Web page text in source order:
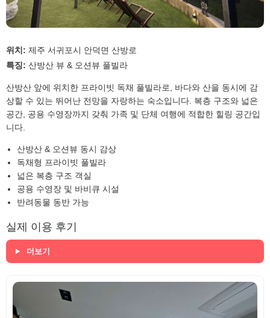
위치: 제주 서귀포시 안덕면 산방로
특징: 산방산 뷰 & 오션뷰 풀빌라
산방산 앞에 위치한 프라이빗 독채 풀빌라로, 바다와 산을 동시에 감
상할 수 있는 뛰어난 전망을 자랑하는 숙소입니다. 복층 구조와 넓은
공간, 공용 수영장까지 갖춰 가족 및 단체 여행에 적합한 힐링 공간입
니다.
산방산 & 오션뷰 동시 감상
독채형 프라이빗 풀빌라
넓은 복층 구조 객실
공용 수영장 및 바비큐 시설
반려동물 동반 가능
실제 이용 후기
더보기